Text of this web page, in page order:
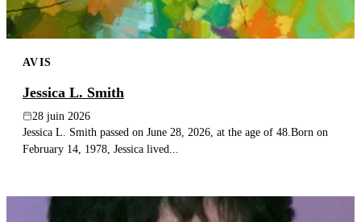
AVIS
Jessica L. Smith
28 juin 2026
Jessica L. Smith passed on June 28, 2026, at the age of 48.Born on
February 14, 1978, Jessica lived...